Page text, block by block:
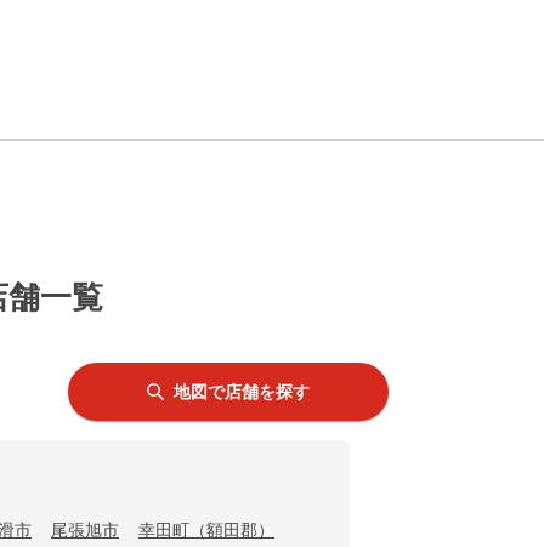
一覧
地図で店舗を探す
市 尾張旭市 幸田町（額田郡）